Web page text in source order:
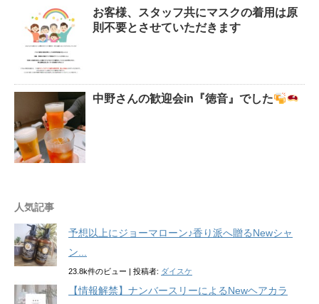
お客様、スタッフ共にマスクの着用は原
則不要とさせていただきます
中野さんの歓迎会in『徳音』でした
人気記事
予想以上にジョーマローン♪香り派へ贈るNewシャ
ン...
23.8k件のビュー 投稿者: ダイスケ
【情報解禁】ナンバースリーによるNewヘアカラ